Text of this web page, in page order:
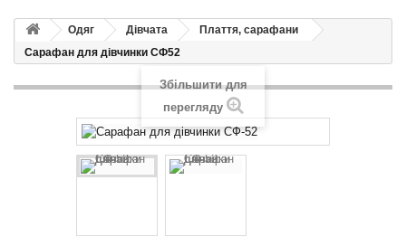
Одяг Дівчата
Плаття, сарафани
Сарафан для дівчинки СФ52
Збільшити для
перегляду